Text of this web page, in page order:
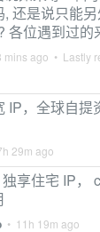
还是说只能
各位遇到过的
mins ago • Lastly
IP，全球自提
29m ago
享住宅 IP，
• 11h 19m ago